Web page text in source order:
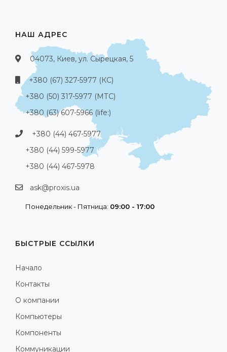
НАШ АДРЕС
04073, Киев, ул. Сырецкая, 5
+380 (67) 327-5977 (КС)
+380 (50) 317-5977 (МТС)
+380 (63) 607-5966 (life:)
+380 (44) 467-5977
+380 (44) 599-5977
+380 (44) 467-5978
ask@proxis.ua
Понедельник - Пятница: 09:00 - 17:00
БЫСТРЫЕ ССЫЛКИ
Начало
Контакты
О компании
Компьютеры
Компоненты
Коммуникации